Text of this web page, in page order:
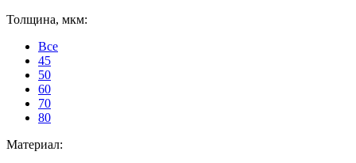
Толщина, мкм:
Все
45
50
60
70
80
Материал: